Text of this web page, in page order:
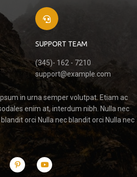
SUPPORT TEAM
(345)- 162 - 7210
support@example.com
in urna semper volutpat. Etiam ac
enim at, interdum nibh. Nulla nec
orci Nulla nec blandit orci Nulla nec